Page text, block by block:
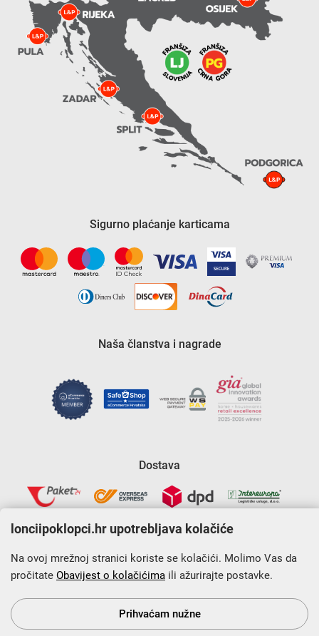
Sigurno plaćanje karticama
Naša članstva i nagrade
Dostava
Krajnji primatelj financijskog instrumenta sufinanciranog iz
Europskog fonda za regionalni razvoj u sklopu Operativnog
programa „Konkurentnost i kohezija”.
lonciipoklopci.hr upotrebljava kolačiće
Na ovoj mrežnoj stranici koriste se kolačići. Molimo Vas da
pročitate Obavijest o kolačićima ili ažurirajte postavke.
Prihvaćam nužne